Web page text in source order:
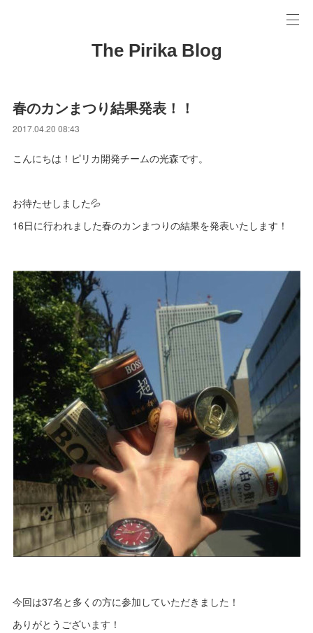
The Pirika Blog
春のカンまつり結果発表！！
2017.04.20 08:43
こんにちは！ピリカ開発チームの光森です。
お待たせしました💦
16日に行われました春のカンまつりの結果を発表いたします！
今回は37名と多くの方に参加していただきました！
ありがとうございます！